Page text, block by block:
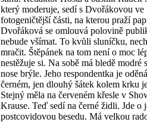
který moderuje, sedí s Dvořákovou ve
fotogeničtější části, na kterou praží
Dvořáková se omlouvá polovině
nebude všímat. To kvůli sluníčku,
mračit. Štěpánek na tom není o moc
nestěžuje si. Na sobě má bledě modré
nose brýle. Jeho respondentka je
černém, jen dlouhý šátek kolem krku
Stejný měla na červeném křesle v
Krause. Teď sedí na černé židli. Jde o
postcovidovou besedu. Má velkou